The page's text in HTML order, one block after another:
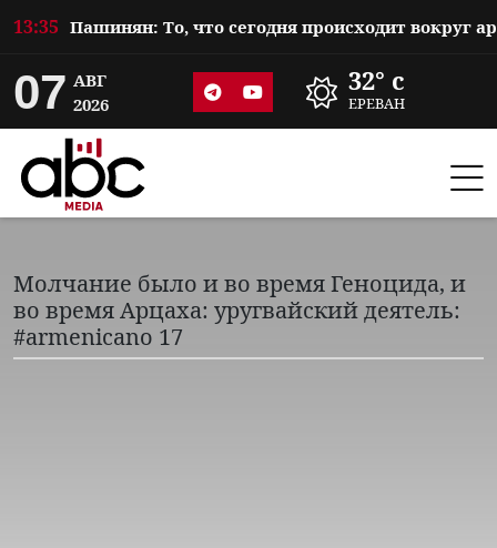
13:35
07 АВГ
2026
32° c
ЕРЕВАН
Молчание было и во время Геноцида, и
во время Арцаха: уругвайский деятель:
#armenicano 17